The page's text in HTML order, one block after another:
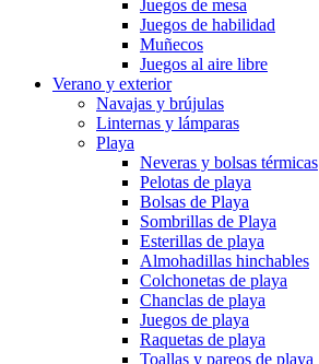
Juegos de mesa
Juegos de habilidad
Muñecos
Juegos al aire libre
Verano y exterior
Navajas y brújulas
Linternas y lámparas
Playa
Neveras y bolsas térmicas
Pelotas de playa
Bolsas de Playa
Sombrillas de Playa
Esterillas de playa
Almohadillas hinchables
Colchonetas de playa
Chanclas de playa
Juegos de playa
Raquetas de playa
Toallas y pareos de playa